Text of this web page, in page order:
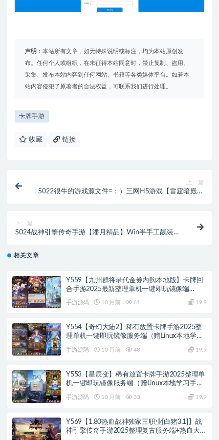
声明： 本站所有文章，如无特殊说明或标注，均为本站原创发
布。任何个人或组织，在未征得本站同意时，禁止复制、盗用、
采集、发布本站内容到任何网站、书籍等各类媒体平台。如若本
站内容侵犯了原著者的合法权益，可联系我们进行处理。
卡牌手游
收藏 链接
上一篇
S022很牛的游戏源文件=：）三网H5游戏【雷霆暗殿动
下一篇
S024战神引擎传奇手游【潘月精品】Win半手工靓装服
相关文章
Y559【九州群将录代金券内购本地版】卡牌回
合手游2025最新整理单机一键即玩镜像端
+Linux手工服务端+本地资源包+GM授权后台
+教程
手游源码 10 月前 61 19.9
Y554【奇幻大陆2】稀有放置卡牌手游2025整
理单机一键即玩镜像服务端（赠Linux本地学习
手游源码 10 月前 48 19.9
Y553【星辰变】稀有放置卡牌手游2025整理单
机一键即玩镜像服务端（赠Linux本地学习手工
手游源码 10 月前 33 19.9
Y569【1.80热血战神独家三职业[白猪3.1]】战
神引擎传奇手游2025整理复古服务端+热血大陆